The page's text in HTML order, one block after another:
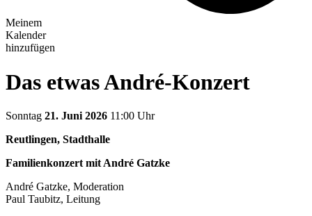
Meinem
Kalender
hinzufügen
Das etwas André-Konzert
Sonntag 21. Juni 2026 11:00 Uhr
Reutlingen, Stadthalle
Familienkonzert mit André Gatzke
André Gatzke, Moderation
Paul Taubitz, Leitung